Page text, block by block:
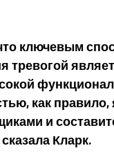
ключевым
тревогой
как
и
Кларк.